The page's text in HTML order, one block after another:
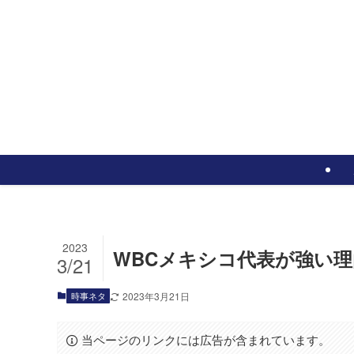
WBCメキシコ代表が強い
2023
3/21
時事ネタ 2023年3月21日
当ページのリンクには広告が含まれています。